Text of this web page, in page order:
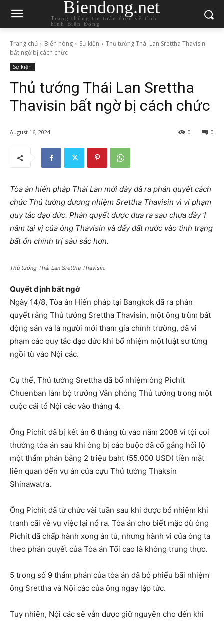
Biendong.net
Trang thông tin toàn diện về tình
hình Biển Đông
Trang chủ Biển nóng Sự kiện
Thủ tướng Thái Lan Srettha Thavisin
bất ngờ bị cách chức
Sự kiện
Thủ tướng Thái Lan Srettha
Thavisin bất ngờ bị cách chức
August 16, 2024 0
0
Tòa án hiến pháp Thái Lan mới đây đã ra phán quyết cách
chức Thủ tướng đương nhiệm Srettha Thavisin vì vi phạm
quy tắc đạo đức. Phán quyết được đưa ra sau chưa đầy 1
năm tại vị của ông Thavisin và đẩy đất nước vào tình trạng
bất ổn chính trị sâu sắc hơn.
Thủ tướng Thái Lan Srettha Thavisin.
Quyết định bất ngờ
Ngày 14/8, Tòa án Hiến pháp tại Bangkok đã ra phán
quyết rằng Thủ tướng Srettha Thavisin, một ông trùm bất
động sản và là người mới tham gia chính trường, đã vi
phạm các quy tắc đạo đức khi bổ nhiệm một luật sư từng
ngồi tù vào Nội các.
Cụ thể, Thủ tướng Srettha đã bổ nhiệm ông Pichit
Chuenban làm bộ trưởng Văn phòng Thủ tướng trong một
cuộc cải tổ Nội các vào tháng 4.
Ông Pichit đã bị kết án 6 tháng tù vào năm 2008 vì tội coi
thường tòa án sau khi ông bị cáo buộc đã cố gắng hối lộ
một thẩm phán bằng 2 triệu baht (55.000 USD) tiền mặt
liên quan đến vụ án của cựu Thủ tướng Thaksin
Shinawatra.
Ông Pichit đã từ chức vài tuần sau khi được bổ nhiệm khi
tranh cãi về vụ việc lại nổ ra. Tòa án cho biết mặc dù ông
Pichit đã chấp hành xong án tù, nhưng hành vi của ông ta
theo phán quyết của Tòa án Tối cao là không trung thực.
5 trong số 9 thẩm phán của tòa án đã bỏ phiếu bãi nhiệm
ông Srettha và Nội các của ông ngay lập tức.
Tuy nhiên, Nội các sẽ vẫn được giữ nguyên cho đến khi